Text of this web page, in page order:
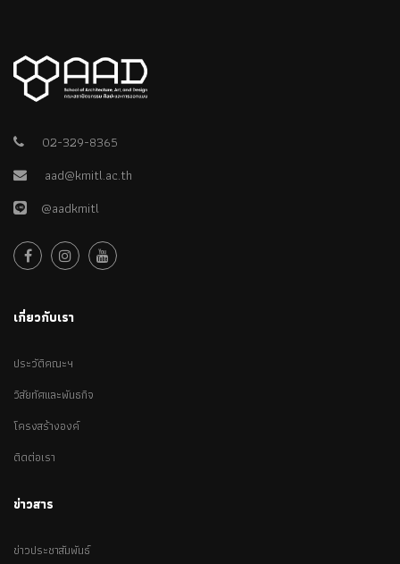
02-329-8365
aad@kmitl.ac.th
@aadkmitl
เกี่ยวกับเรา
ประวัติคณะฯ
วิสัยทัศและพันธกิจ
โครงสร้างองค์
ติดต่อเรา
ข่าวสาร
ข่าวประชาสัมพันธ์